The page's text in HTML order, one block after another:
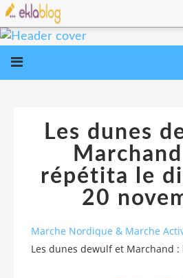
Les dunes
répétita le
20
Marche Nordique & Marche
Les dunes dewulf et Marchand